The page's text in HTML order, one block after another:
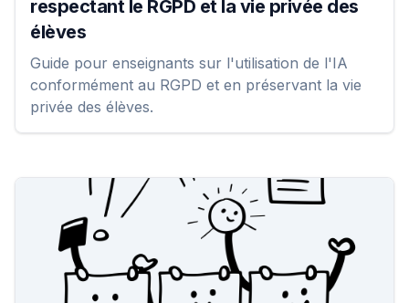
respectant le RGPD et la vie privée des
élèves
Guide pour enseignants sur l'utilisation de l'IA
conformément au RGPD et en préservant la vie
privée des élèves.